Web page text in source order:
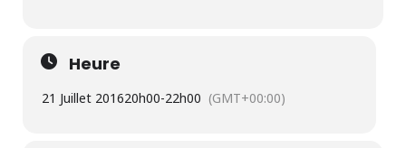
Heure
21 Juillet 201620h00-22h00 (GMT+00:00)